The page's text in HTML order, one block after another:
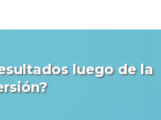
luego de la